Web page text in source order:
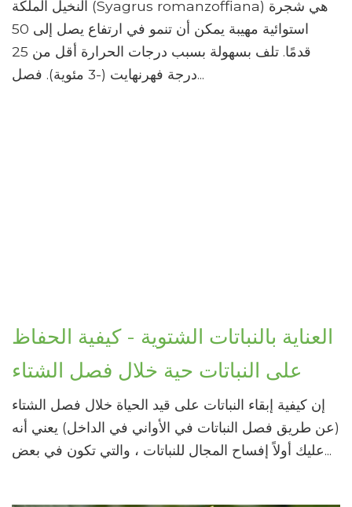
النخيل الملكة (Syagrus romanzoffiana) هي شجرة
استوائية مهيبة يمكن أن تنمو في ارتفاع يصل إلى 50
قدمًا. تلف بسهولة بسبب درجات الحرارة أقل من 25
درجة فهرنهايت (-3 مئوية). فصل...
العناية بالنباتات الشتوية - كيفية الحفاظ
على النباتات حية خلال فصل الشتاء
إن كيفية إبقاء النباتات على قيد الحياة خلال فصل الشتاء
(عن طريق فصل النباتات في الأواني في الداخل) يعني أنه
عليك أولاً إفساح المجال للنباتات ، والتي تكون في بعض...